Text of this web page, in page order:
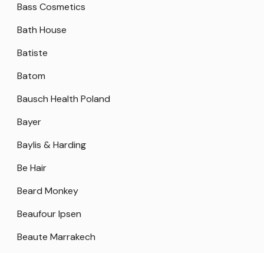
Bass Cosmetics
Bath House
Batiste
Batom
Bausch Health Poland
Bayer
Baylis & Harding
Be Hair
Beard Monkey
Beaufour Ipsen
Beaute Marrakech